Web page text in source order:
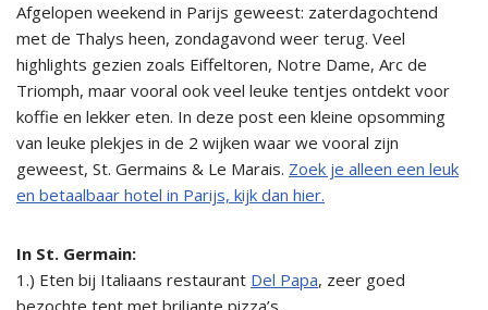
Afgelopen weekend in Parijs geweest: zaterdagochtend
met de Thalys heen, zondagavond weer terug. Veel
highlights gezien zoals Eiffeltoren, Notre Dame, Arc de
Triomph, maar vooral ook veel leuke tentjes ontdekt voor
koffie en lekker eten. In deze post een kleine opsomming
van leuke plekjes in de 2 wijken waar we vooral zijn
geweest, St. Germains & Le Marais. Zoek je alleen een leuk
en betaalbaar hotel in Parijs, kijk dan hier.
In St. Germain:
1.) Eten bij Italiaans restaurant Del Papa, zeer goed
bezochte tent met briljante pizza’s.